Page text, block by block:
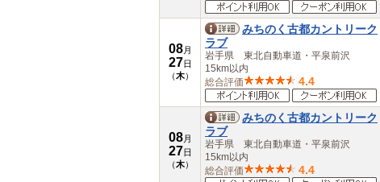
08月
27日
（木）
みちのく古都カントリーク
ラブ
岩手県 東北自動車道・平泉前沢
15km以内
総合評価
4.4
08月
27日
（木）
みちのく古都カントリーク
ラブ
岩手県 東北自動車道・平泉前沢
15km以内
総合評価
4.4